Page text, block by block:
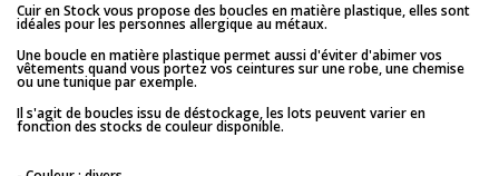
Cuir en Stock vous propose des boucles en matière plastique, elles sont
idéales pour les personnes allergique au métaux.
Une boucle en matière plastique permet aussi d'éviter d'abimer vos
vêtements quand vous portez vos ceintures sur une robe, une chemise
ou une tunique par exemple.
Il s'agit de boucles issu de déstockage, les lots peuvent varier en
fonction des stocks de couleur disponible.